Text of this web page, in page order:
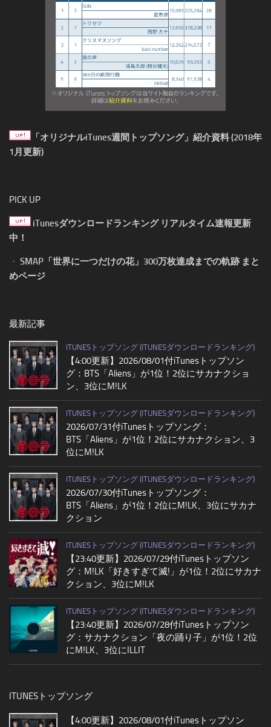
「オリジナルiTunes週間トップソング」紹介資料 (2018年
1月更新)
PICK UP
iTunesダウンロードランキング リアルタイム速報更新
中！
・ SMAP「世界に一つだけの花」300万枚達成までの軌跡 まと
めページ
最新記事
ITUNESトップソング (ITUNESダウンロードランキング)
【4:00更新】2026/08/01付iTunesトップソン
グ：BTS「Aliens」が1位！2位にサカナクショ
ン、3位にM!LK
ITUNESトップソング (ITUNESダウンロードランキング)
2026/07/31付iTunesトップソング：
BTS「Aliens」が1位！2位にサカナクション、3
位にM!LK
ITUNESトップソング (ITUNESダウンロードランキング)
2026/07/30付iTunesトップソング：
BTS「Aliens」が1位！2位にM!LK、3位にサカナ
クション
ITUNESトップソング (ITUNESダウンロードランキング)
【23:40更新】2026/07/29付iTunesトップソン
グ：M!LK「好きすぎて滅!」が1位！2位にサカナ
クション、3位にM!LK
ITUNESトップソング (ITUNESダウンロードランキング)
【23:40更新】2026/07/28付iTunesトップソン
グ：サカナクション「夜の踊り子」が1位！2位
にM!LK、3位にILLIT
ITUNESトップソング
【4:00更新】2026/08/01付iTunesトップソン